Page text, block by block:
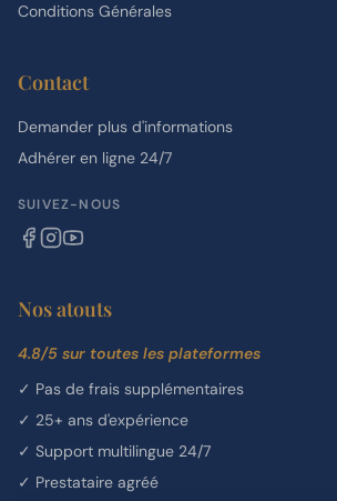
Conditions Générales
Contact
Demander plus d'informations
Adhérer en ligne 24/7
SUIVEZ-NOUS
Nos atouts
4.8/5 sur toutes les plateformes
✓ Pas de frais supplémentaires
✓ 25+ ans d'expérience
✓ Support multilingue 24/7
✓ Prestataire agréé